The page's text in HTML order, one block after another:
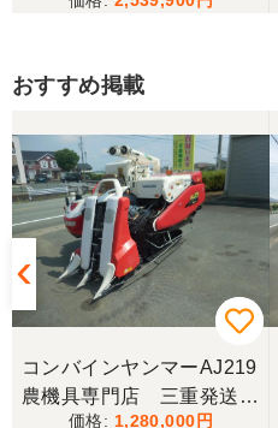
おすすめ掲載
コンバインヤンマーAJ219
農機具専門店 三重発送整
1,280,000